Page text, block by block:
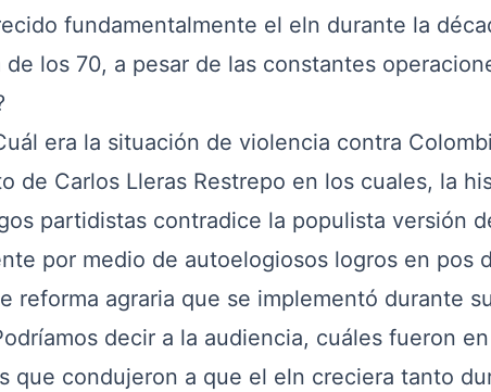
fundamentalmente el eln durante la
de los 70, a pesar de las constantes
era la situación de violencia contra
de Carlos Lleras Restrepo en los cuales, la
partidistas contradice la populista versión
por medio de autoelogiosos logros en pos
reforma agraria que se implementó durante
decir a la audiencia, cuáles fueron
que condujeron a que el eln creciera tanto